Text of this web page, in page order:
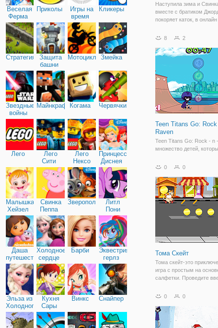
Веселая
Ферма
Приколы
Игры на
время
Кликеры
Стратегия
Защита
башни
МотоциклыЗмейка
Звездные
войны
МайнкрафтКогама Червячки
Лего
Лего
Сити
Лего
Нексо
Найтс
Принцессы
Диснея
Малышка
Хейзел
Свинка
Пеппа
Зверополис
Литл
Пони
Дружба
Даша
путешественница
Холодное
сердце
Барби
Эквестрия
герлз
Эльза из
Холодного
сердца
Кухня
Сары
Винкс Снайпер
Наступила зима и
вместе с братиком
покоряет каток, в онлайн
ребята только учатся
папа тоже
8 2
Teen Titans Go:
Raven
Teen Titans Go: Rock - n
множество детей,
мы сейчас объясним,
Используйте кнопки на
трюков, чтобы
0 0
Тома Скейт
Тома скейт-это
игра с простым на
салфетки. Проведите
коньках. Собрать
препятствий на вашем
Насладиться
0 0